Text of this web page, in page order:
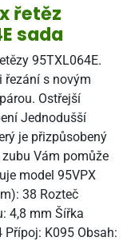
řetěz
sada
95TXL064E.
řezání s novým
Ostřejší
Jednodušší
je přizpůsobený
Vám pomůže
model 95VPX
38 Rozteč
4,8 mm Šířka
K095 Obsah: